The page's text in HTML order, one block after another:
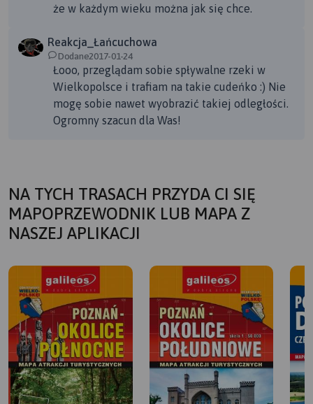
że w każdym wieku można jak się chce.
Reakcja_Łańcuchowa
Dodane2017-01-24
Łooo, przeglądam sobie spływalne rzeki w
Wielkopolsce i trafiam na takie cudeńko :) Nie
mogę sobie nawet wyobrazić takiej odległości.
Ogromny szacun dla Was!
NA TYCH TRASACH PRZYDA CI SIĘ
MAPOPRZEWODNIK LUB MAPA Z
NASZEJ APLIKACJI